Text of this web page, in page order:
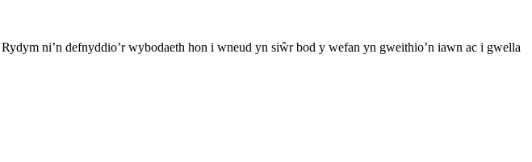
ni’n defnyddio’r wybodaeth hon i wneud yn siŵr bod y wefan yn gweithio’n iawn ac i gwella